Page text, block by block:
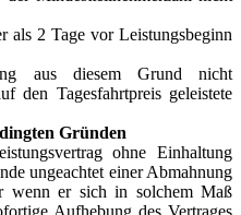
als 2 Tage vor Leistungsbeginn
aus diesem Grund nicht
den Tagesfahrtpreis geleistete
Gründen
ohne Einhaltung
ungeachtet einer Abmahnung
wenn er sich in solchem Maß
Aufhebung des Vertrages